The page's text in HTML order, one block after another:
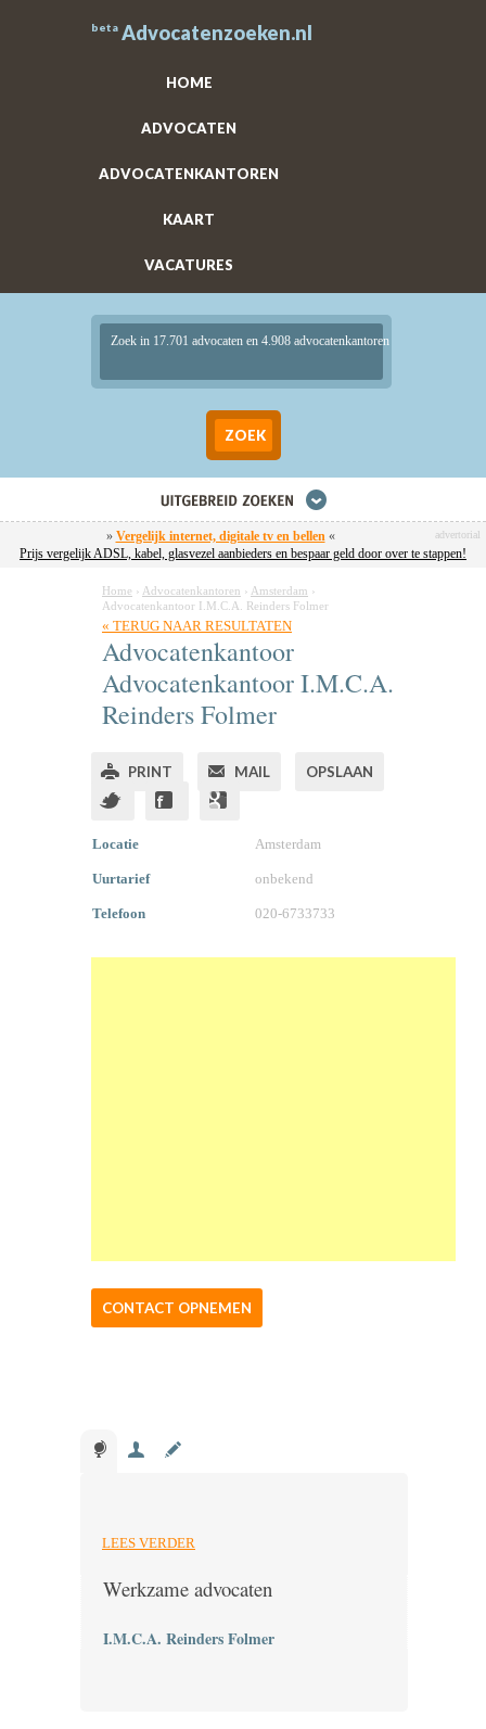
beta Advocatenzoeken.nl
HOME
ADVOCATEN
ADVOCATENKANTOREN
KAART
VACATURES
Zoek in 17.701 advocaten en 4.908 advocatenkantoren
» Vergelijk internet, digitale tv en bellen« advertorial
Prijs vergelijk ADSL, kabel, glasvezel aanbieders en bespaar geld door over te stappen!
Home › Advocatenkantoren › Amsterdam ›
Advocatenkantoor I.M.C.A. Reinders Folmer
« TERUG NAAR RESULTATEN
Advocatenkantoor
Advocatenkantoor I.M.C.A.
Reinders Folmer
PRINT MAIL OPSLAAN
Locatie Amsterdam
Uurtarief onbekend
Telefoon 020-6733733
CONTACT OPNEMEN
LEES VERDER
Werkzame advocaten
I.M.C.A. Reinders Folmer